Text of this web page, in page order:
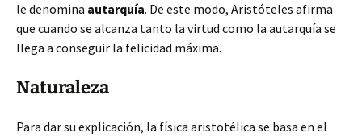
le denomina autarquía. De este modo, Aristóteles afirma
que cuando se alcanza tanto la virtud como la autarquía se
llega a conseguir la felicidad máxima.
Naturaleza
Para dar su explicación, la física aristotélica se basa en el